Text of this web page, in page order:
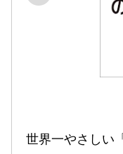
世界一やさしい